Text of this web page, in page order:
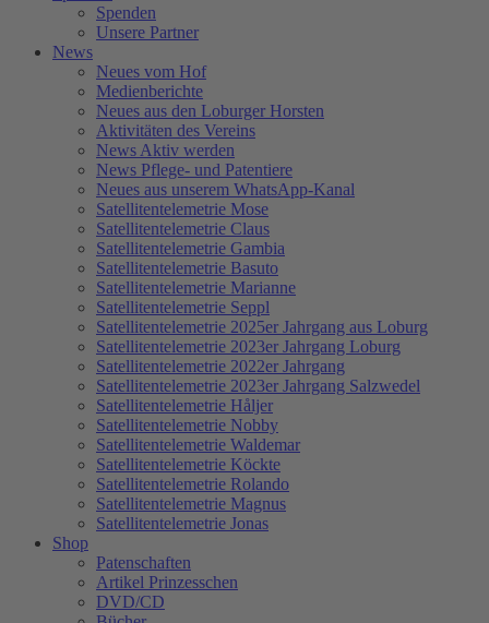
Spenden
Unsere Partner
News
Neues vom Hof
Medienberichte
Neues aus den Loburger Horsten
Aktivitäten des Vereins
News Aktiv werden
News Pflege- und Patentiere
Neues aus unserem WhatsApp-Kanal
Satellitentelemetrie Mose
Satellitentelemetrie Claus
Satellitentelemetrie Gambia
Satellitentelemetrie Basuto
Satellitentelemetrie Marianne
Satellitentelemetrie Seppl
Satellitentelemetrie 2025er Jahrgang aus Loburg
Satellitentelemetrie 2023er Jahrgang Loburg
Satellitentelemetrie 2022er Jahrgang
Satellitentelemetrie 2023er Jahrgang Salzwedel
Satellitentelemetrie Håljer
Satellitentelemetrie Nobby
Satellitentelemetrie Waldemar
Satellitentelemetrie Köckte
Satellitentelemetrie Rolando
Satellitentelemetrie Magnus
Satellitentelemetrie Jonas
Shop
Patenschaften
Artikel Prinzesschen
DVD/CD